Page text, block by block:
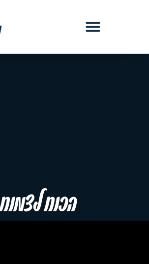
הכוח לצמוח